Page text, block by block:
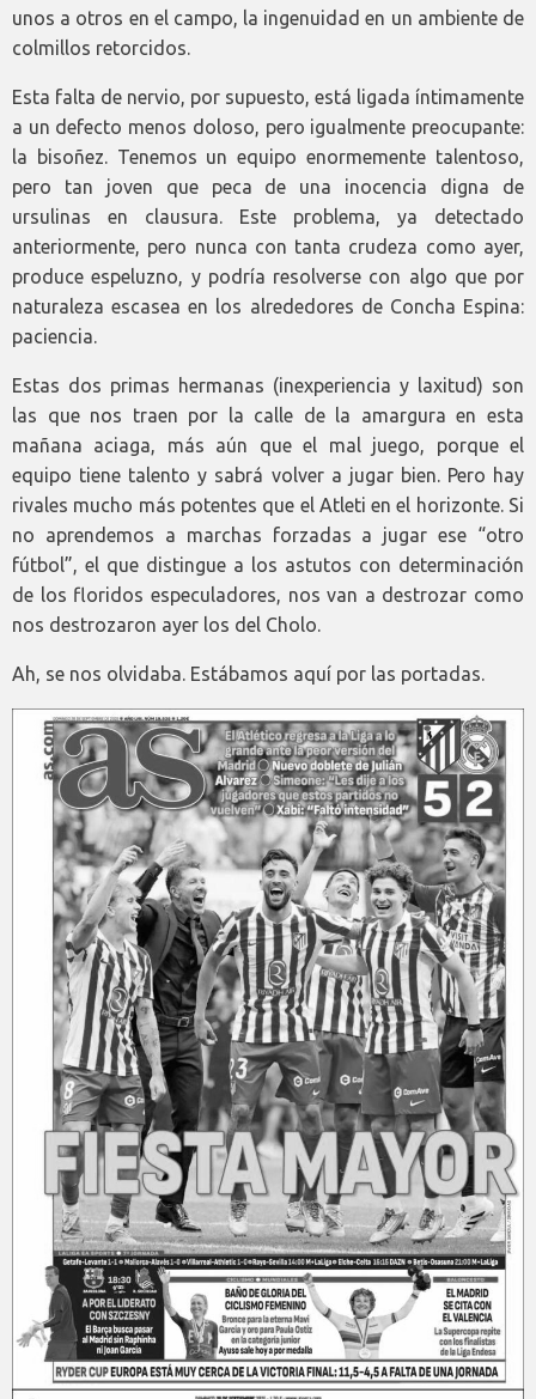
unos a otros en el campo, la ingenuidad en un ambiente de
colmillos retorcidos.
Esta falta de nervio, por supuesto, está ligada íntimamente
a un defecto menos doloso, pero igualmente preocupante:
la bisoñez. Tenemos un equipo enormemente talentoso,
pero tan joven que peca de una inocencia digna de
ursulinas en clausura. Este problema, ya detectado
anteriormente, pero nunca con tanta crudeza como ayer,
produce espeluzno, y podría resolverse con algo que por
naturaleza escasea en los alrededores de Concha Espina:
paciencia.
Estas dos primas hermanas (inexperiencia y laxitud) son
las que nos traen por la calle de la amargura en esta
mañana aciaga, más aún que el mal juego, porque el
equipo tiene talento y sabrá volver a jugar bien. Pero hay
rivales mucho más potentes que el Atleti en el horizonte. Si
no aprendemos a marchas forzadas a jugar ese “otro
fútbol”, el que distingue a los astutos con determinación
de los floridos especuladores, nos van a destrozar como
nos destrozaron ayer los del Cholo.
Ah, se nos olvidaba. Estábamos aquí por las portadas.